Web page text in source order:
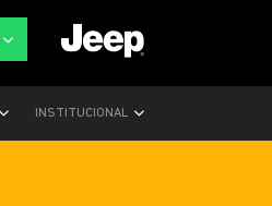
INSTITUCIONAL